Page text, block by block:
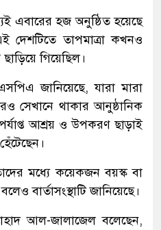
এবারের হজ অনুষ্ঠিত হয়েছে
দেশটিতে তাপমাত্রা কখনও
গিয়েছিল।
জানিয়েছে, যারা মারা
সেখানে থাকার আনুষ্ঠানিক
আশ্রয় ও উপকরণ ছাড়াই
মধ্যে কয়েকজন বয়স্ক বা
বার্তাসংস্থাটি জানিয়েছে।
আল-জালাজেল বলেছেন,